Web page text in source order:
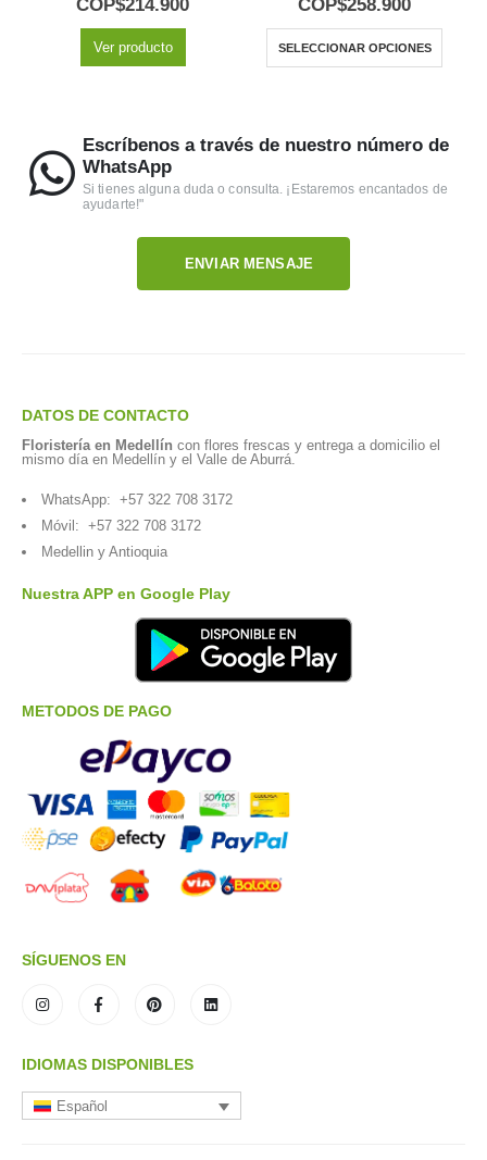
COP$214.900
Ver producto
COP$258.900
SELECCIONAR OPCIONES
Escríbenos a través de nuestro número de
WhatsApp
Si tienes alguna duda o consulta. ¡Estaremos encantados de
ayudarte!"
ENVIAR MENSAJE
DATOS DE CONTACTO
Floristería en Medellín con flores frescas y entrega a domicilio el
mismo día en Medellín y el Valle de Aburrá.
WhatsApp: +57 322 708 3172
Móvil: +57 322 708 3172
Medellin y Antioquia
Nuestra APP en Google Play
METODOS DE PAGO
SÍGUENOS EN
IDIOMAS DISPONIBLES
Español